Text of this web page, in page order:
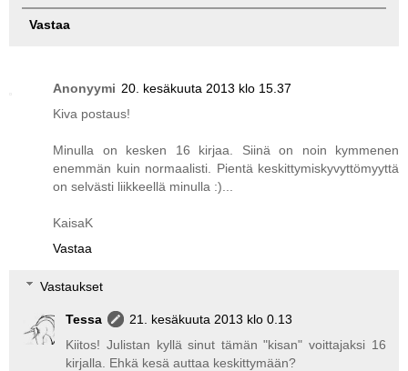
Vastaa
Anonyymi 20. kesäkuuta 2013 klo 15.37
Kiva postaus!
Minulla on kesken 16 kirjaa. Siinä on noin kymmenen
enemmän kuin normaalisti. Pientä keskittymiskyvyttömyyttä
on selvästi liikkeellä minulla :)...
KaisaK
Vastaa
Vastaukset
Tessa
21. kesäkuuta 2013 klo 0.13
Kiitos! Julistan kyllä sinut tämän "kisan" voittajaksi 16
kirjalla. Ehkä kesä auttaa keskittymään?